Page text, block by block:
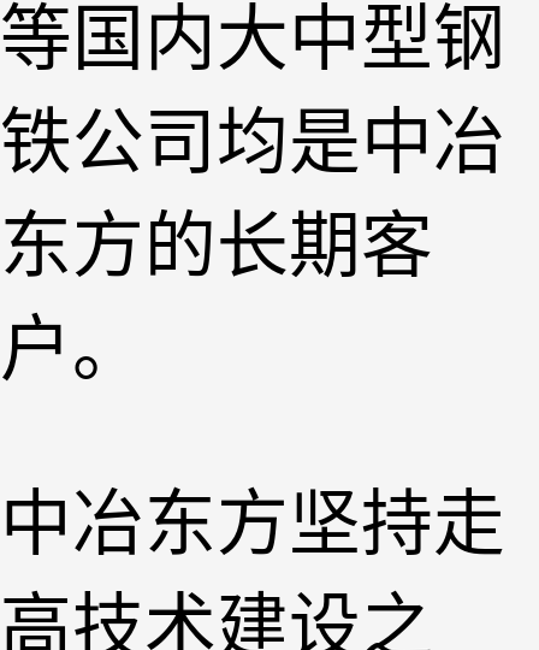
等国内大中型钢
铁公司均是中冶
东方的长期客
户。
中冶东方坚持走
高技术建设之